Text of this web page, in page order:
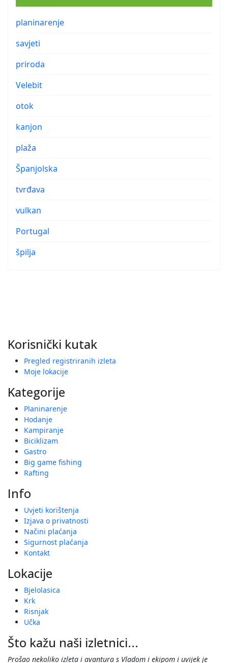
planinarenje
savjeti
priroda
Velebit
otok
kanjon
plaža
Španjolska
tvrđava
vulkan
Portugal
špilja
Korisnički kutak
Pregled registriranih izleta
Moje lokacije
Kategorije
Planinarenje
Hodanje
Kampiranje
Biciklizam
Gastro
Big game fishing
Rafting
Info
Uvjeti korištenja
Izjava o privatnosti
Načini plaćanja
Sigurnost plaćanja
Kontakt
Lokacije
Bjelolasica
Krk
Risnjak
Učka
Što kažu naši izletnici...
Prošao nekoliko izleta i avantura s Vladom i ekipom i uvijek je